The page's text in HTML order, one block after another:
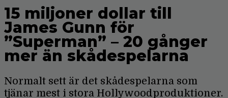
15 miljoner dollar till
James Gunn för
”Superman” – 20 gånger
mer än skådespelarna
Normalt sett är det skådespelarna som
tjänar mest i stora Hollywoodproduktioner.